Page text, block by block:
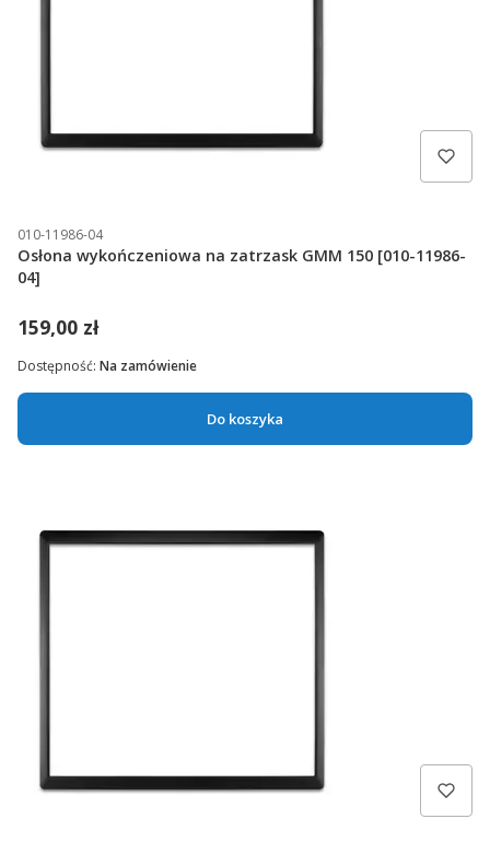
010-11986-04
Osłona wykończeniowa na zatrzask GMM 150 [010-11986-
04]
159,00 zł
Do koszyka
Dostępność: Na zamówienie